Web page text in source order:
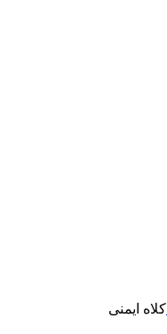
کلاه ایمنی